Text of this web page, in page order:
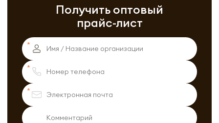
Получить оптовый
прайс-лист